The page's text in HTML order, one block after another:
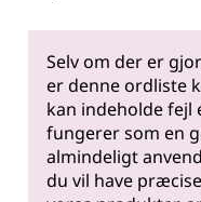
Selv om der er
er denne ordliste
kan indeholde fejl
fungerer som en
almindeligt
du vil have